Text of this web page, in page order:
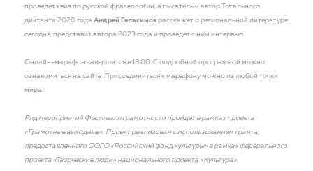
проведет квиз по русской фразеологии, а писатель и автор Тотального
диктанта 2020 годаАндрей Геласимоврасскажет о региональной литературе
сегодня, представит автора 2023 года и проведет с ним интервью.
Онлайн-марафон завершится в 18:00. С подробной программой можно
ознакомиться на сайте. Присоединиться к марафону можно из любой точки
мира.
Ряд мероприятий Фестиваля грамотности пройдет в рамках проекта
«Грамотные выходные». Проект реализован с использованием гранта,
предоставленного ООГО «Российский фонд культуры» в рамках федерального
проекта «Творческие люди» национального проекта «Культура».